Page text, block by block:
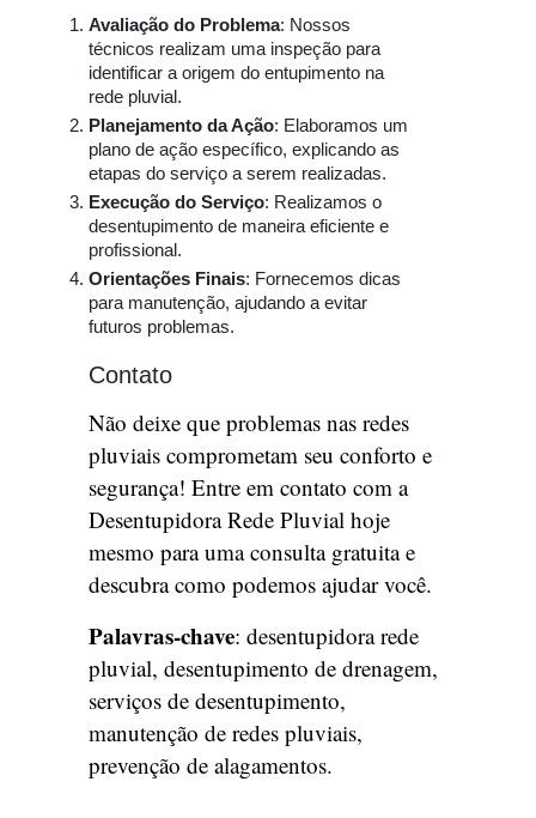
Avaliação do Problema: Nossos
técnicos realizam uma inspeção para
identificar a origem do entupimento na
rede pluvial.
Planejamento da Ação: Elaboramos um
plano de ação específico, explicando as
etapas do serviço a serem realizadas.
Execução do Serviço: Realizamos o
desentupimento de maneira eficiente e
profissional.
Orientações Finais: Fornecemos dicas
para manutenção, ajudando a evitar
futuros problemas.
Contato
Não deixe que problemas nas redes
pluviais comprometam seu conforto e
segurança! Entre em contato com a
Desentupidora Rede Pluvial hoje
mesmo para uma consulta gratuita e
descubra como podemos ajudar você.
Palavras-chave: desentupidora rede
pluvial, desentupimento de drenagem,
serviços de desentupimento,
manutenção de redes pluviais,
prevenção de alagamentos.